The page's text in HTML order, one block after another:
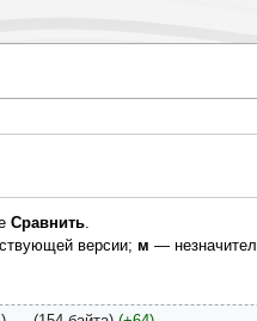
Сравнить.
версии; м —